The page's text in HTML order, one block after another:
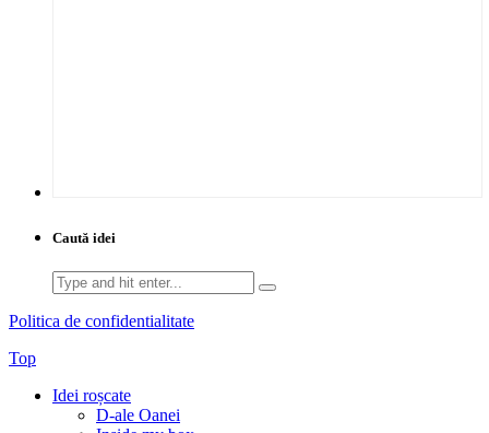
Caută idei
Search
for:
Politica de confidentialitate
Top
Idei roșcate
D-ale Oanei